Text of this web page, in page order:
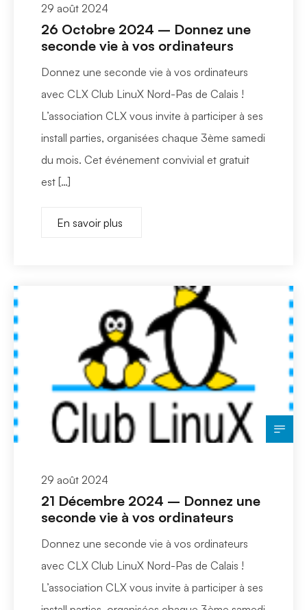
29 août 2024
26 Octobre 2024 – Donnez une
seconde vie à vos ordinateurs
Donnez une seconde vie à vos ordinateurs
avec CLX Club LinuX Nord-Pas de Calais !
L’association CLX vous invite à participer à ses
install parties, organisées chaque 3ème samedi
du mois. Cet événement convivial et gratuit
est […]
En savoir plus
29 août 2024
21 Décembre 2024 – Donnez une
seconde vie à vos ordinateurs
Donnez une seconde vie à vos ordinateurs
avec CLX Club LinuX Nord-Pas de Calais !
L’association CLX vous invite à participer à ses